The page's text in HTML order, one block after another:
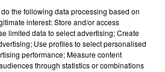
do the following data processing based on
interest: Store and/or access
limited data to select advertising; Create
Use profiles to select personalised
performance; Measure content
through statistics or combinations